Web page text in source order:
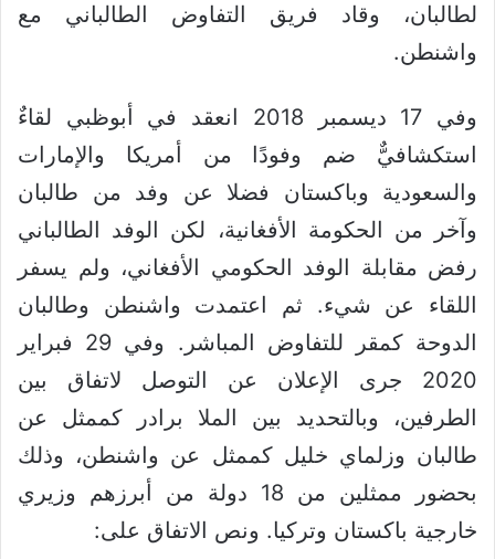
لطالبان، وقاد فريق التفاوض الطالباني مع
واشنطن.
وفي 17 ديسمبر 2018 انعقد في أبوظبي لقاءٌ
استكشافيٌّ ضم وفودًا من أمريكا والإمارات
والسعودية وباكستان فضلا عن وفد من طالبان
وآخر من الحكومة الأفغانية، لكن الوفد الطالباني
رفض مقابلة الوفد الحكومي الأفغاني، ولم يسفر
اللقاء عن شيء. ثم اعتمدت واشنطن وطالبان
الدوحة كمقر للتفاوض المباشر. وفي 29 فبراير
2020 جرى الإعلان عن التوصل لاتفاق بين
الطرفين، وبالتحديد بين الملا برادر كممثل عن
طالبان وزلماي خليل كممثل عن واشنطن، وذلك
بحضور ممثلين من 18 دولة من أبرزهم وزيري
خارجية باكستان وتركيا. ونص الاتفاق على: